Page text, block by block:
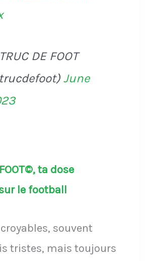
DE FOOT
June
ta dose
le football
souvent
tristes, mais toujours